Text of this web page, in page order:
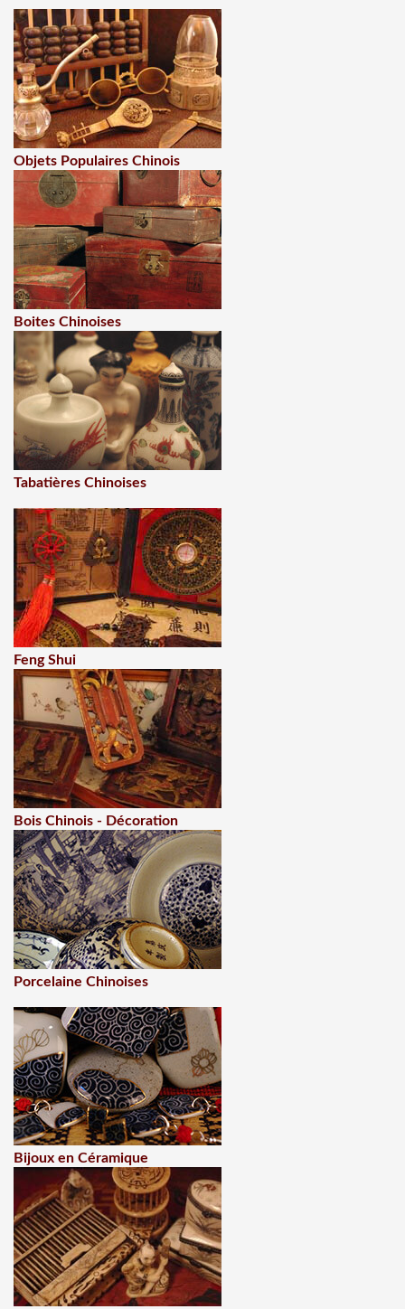
Objets Populaires Chinois
Boites Chinoises
Tabatières Chinoises
Feng Shui
Bois Chinois - Décoration
Porcelaine Chinoises
Bijoux en Céramique